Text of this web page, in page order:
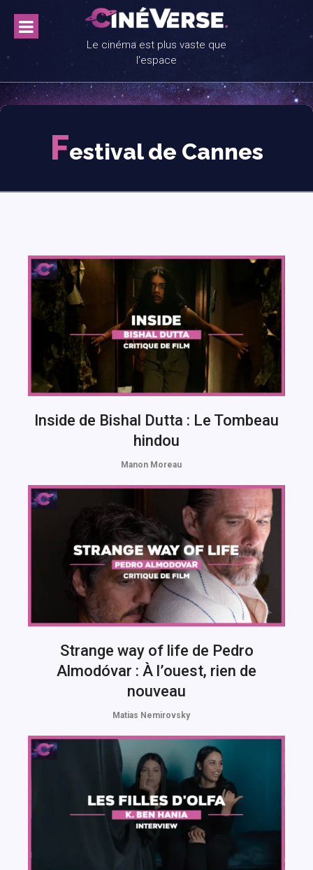
content
Le cinéma est plus vaste que
l'espace
Festival de Cannes
Inside de Bishal Dutta : Le Tombeau
hindou
Manon Moreau
Strange way of life de Pedro
Almodóvar : À l’ouest, rien de
nouveau
Matias Nemirovsky